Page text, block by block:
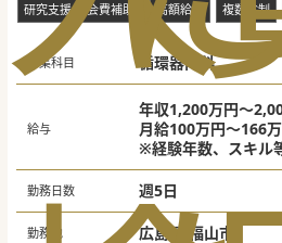
研究支援(学会費補助) 高額給与 複数診制
募集科目 循環器内科
給与
年収1,200万円～
月給100万円～166
※経験年数、スキル
※当直代は別途支給
勤務日数 週5日
勤務地 広島県 福山市